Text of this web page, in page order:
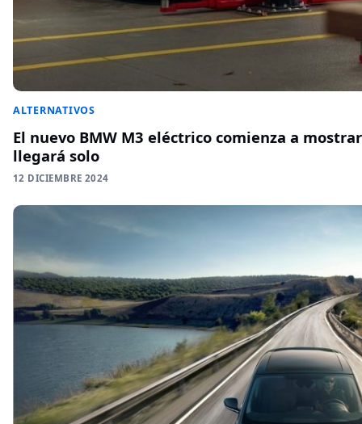
ALTERNATIVOS
El nuevo BMW M3 eléctrico comienza a
llegará solo
12 DICIEMBRE 2024